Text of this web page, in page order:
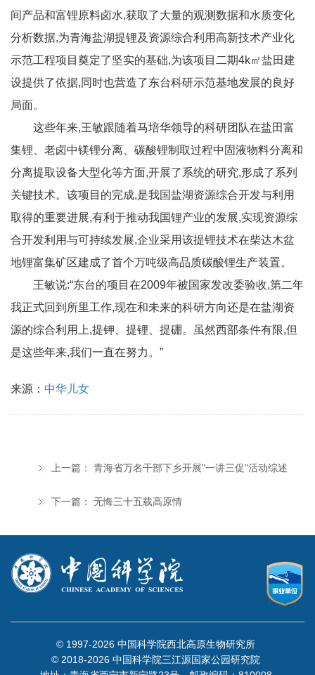
间产品和富锂原料卤水,获取了大量的观测数据和水质变化
分析数据,为青海盐湖提锂及资源综合利用高新技术产业化
示范工程项目奠定了坚实的基础,为该项目二期4k㎡盐田建
设提供了依据,同时也营造了东台科研示范基地发展的良好
局面。
这些年来,王敏跟随着马培华领导的科研团队在盐田富
集锂、老卤中镁锂分离、碳酸锂制取过程中固液物料分离和
分离提取设备大型化等方面,开展了系统的研究,形成了系列
关键技术。该项目的完成,是我国盐湖资源综合开发与利用
取得的重要进展,有利于推动我国锂产业的发展,实现资源综
合开发利用与可持续发展,企业采用该提锂技术在柴达木盆
地锂富集矿区建成了首个万吨级高品质碳酸锂生产装置。
王敏说:“东台的项目在2009年被国家发改委验收,第二年
我正式回到所里工作,现在和未来的科研方向还是在盐湖资
源的综合利用上,提钾、提锂、提硼。虽然西部条件有限,但
是这些年来,我们一直在努力。”
来源： 中华儿女
上一篇： 青海省万名干部下乡开展"一讲三促"活动综述
下一篇： 无悔三十五载高原情
© 1997-2026 中国科学院西北高原生物研究所
© 2018-2026 中国科学院三江源国家公园研究院